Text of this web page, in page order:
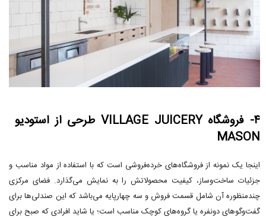
۴- فروشگاه VILLAGE JUICERY طرحی از استودیو
MASON
اینجا یک نمونه از فروشگاه‌های خرده‌فروشی است که با استفاده از مواد مناسب و
جزئیات ساخت‌وساز، کیفیت محصولاتش را به نمایش می‌گذارد. فضای مرکزی
چندمنظوره آن شامل قسمت فروش و سه چهارپایه می‌باشد که این صندلی‌ها برای
گفت‌وگوهای دونفره یا گروه‌های کوچک مناسب است؛ یا شاید افرادی که صبح برای